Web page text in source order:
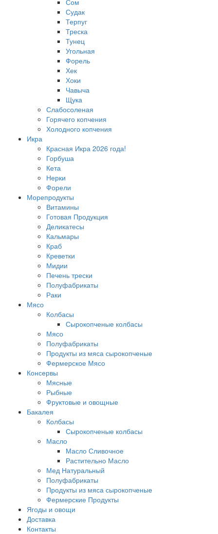
Судак
Терпуг
Треска
Тунец
Угольная
Форель
Хек
Хоки
Чавыча
Щука
Слабосоленая
Горячего копчения
Холодного копчения
Икра
Красная Икра 2026 года!
Горбуша
Кета
Нерки
Форели
Морепродукты
Витамины
Готовая Продукция
Деликатесы
Кальмары
Краб
Креветки
Мидии
Печень трески
Полуфабрикаты
Раки
Мясо
Колбасы
Сырокопченые колбасы
Мясо
Полуфабрикаты
Продукты из мяса сырокопченые
Фермерское Мясо
Консервы
Мясные
Рыбные
Фруктовые и овощные
Бакалея
Колбасы
Сырокопченые колбасы
Масло
Масло Сливочное
Растительно Масло
Мед Натуральный
Полуфабрикаты
Продукты из мяса сырокопченые
Фермерские Продукты
Ягоды и овощи
Доставка
Контакты